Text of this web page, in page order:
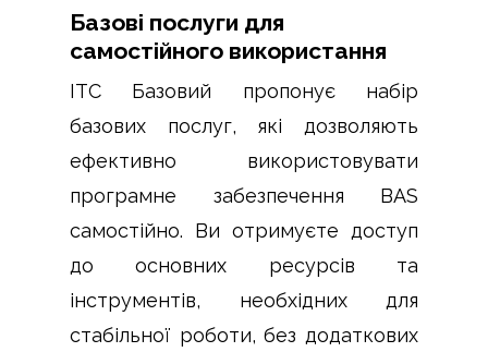
Базові послуги для
самостійного використання
ІТС Базовий пропонує набір
базових послуг, які дозволяють
ефективно використовувати
програмне забезпечення BAS
самостійно. Ви отримуєте доступ
до основних ресурсів та
інструментів, необхідних для
стабільної роботи, без додаткових